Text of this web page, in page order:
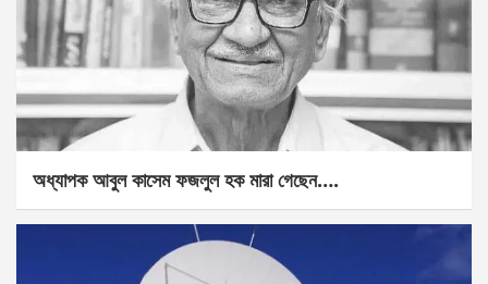
অধ্যাপক আবুল কাসেম ফজলুল হক মারা গেছেন….